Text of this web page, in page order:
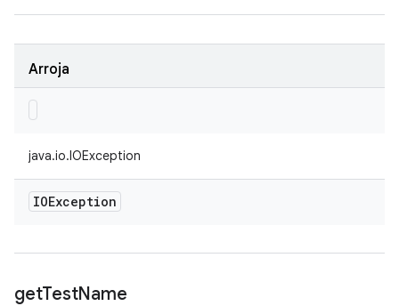
Arroja
java.io.IOException
IOException
getTestName